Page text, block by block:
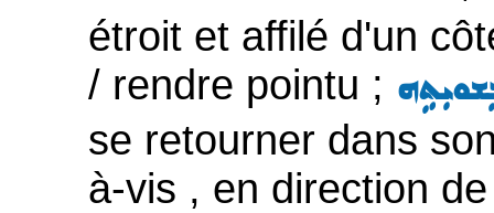
étroit et affilé d'un
/ rendre pointu ;
se retourner dans
à-vis , en direction